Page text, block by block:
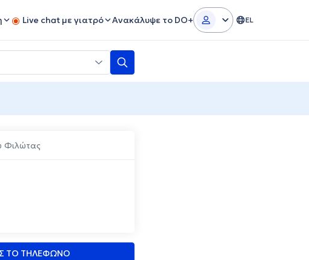
Live chat με γιατρό Ανακάλυψε το DO+ EL
Φιλώτας
ΤΟ ΤΗΛΕΦΩΝΟ